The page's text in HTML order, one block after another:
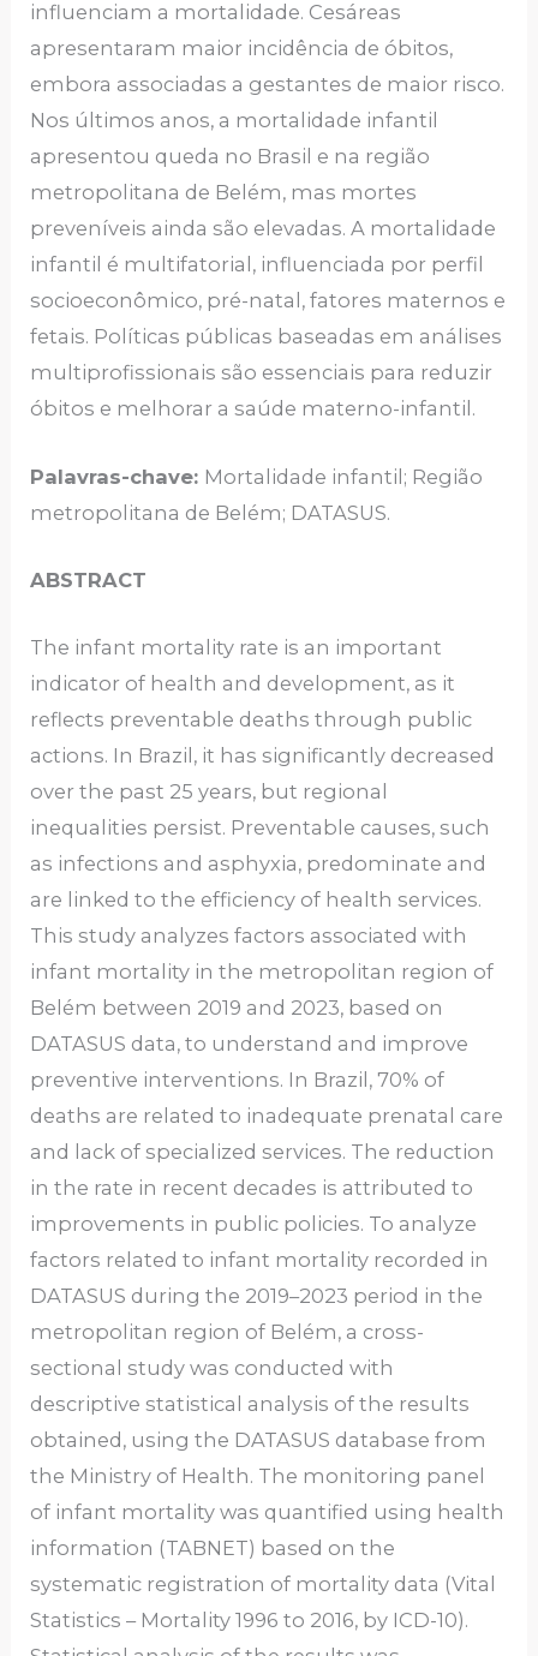
influenciam a mortalidade. Cesáreas
apresentaram maior incidência de óbitos,
embora associadas a gestantes de maior risco.
Nos últimos anos, a mortalidade infantil
apresentou queda no Brasil e na região
metropolitana de Belém, mas mortes
preveníveis ainda são elevadas. A mortalidade
infantil é multifatorial, influenciada por perfil
socioeconômico, pré-natal, fatores maternos e
fetais. Políticas públicas baseadas em análises
multiprofissionais são essenciais para reduzir
óbitos e melhorar a saúde materno-infantil.
Palavras-chave: Mortalidade infantil; Região
metropolitana de Belém; DATASUS.
ABSTRACT
The infant mortality rate is an important
indicator of health and development, as it
reflects preventable deaths through public
actions. In Brazil, it has significantly decreased
over the past 25 years, but regional
inequalities persist. Preventable causes, such
as infections and asphyxia, predominate and
are linked to the efficiency of health services.
This study analyzes factors associated with
infant mortality in the metropolitan region of
Belém between 2019 and 2023, based on
DATASUS data, to understand and improve
preventive interventions. In Brazil, 70% of
deaths are related to inadequate prenatal care
and lack of specialized services. The reduction
in the rate in recent decades is attributed to
improvements in public policies. To analyze
factors related to infant mortality recorded in
DATASUS during the 2019–2023 period in the
metropolitan region of Belém, a cross-
sectional study was conducted with
descriptive statistical analysis of the results
obtained, using the DATASUS database from
the Ministry of Health. The monitoring panel
of infant mortality was quantified using health
information (TABNET) based on the
systematic registration of mortality data (Vital
Statistics – Mortality 1996 to 2016, by ICD-10).